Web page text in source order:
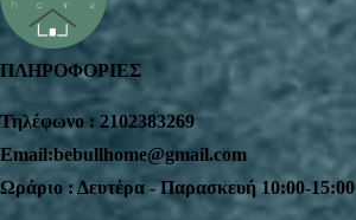
ΠΛΗΡΟΦΟΡΙΕΣ
Τηλέφωνο : 2102383269
Email:bebullhome@gmail.com
Ωράριο : Δευτέρα - Παρασκευή 10:00-15:00